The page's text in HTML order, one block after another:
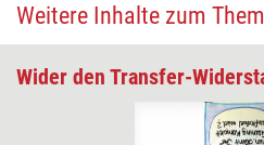
Weitere Inhalte zum
Wider den Transfer-